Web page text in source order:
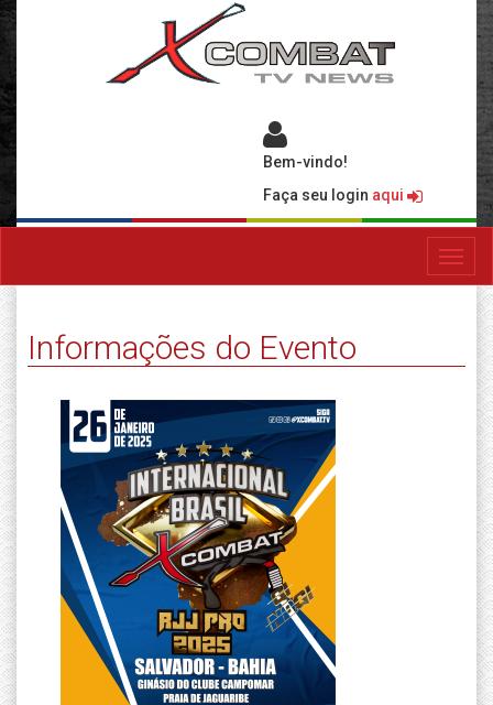
Bem-vindo!
Faça seu login aqui
Informações do Evento